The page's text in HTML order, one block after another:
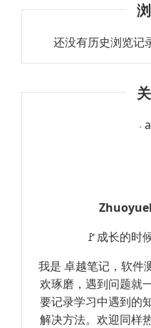
还没有历史浏览记
🚩成长的时
我是 卓越笔记，软件
欢琢磨，遇到问题就
要记录学习中遇到的
解决方法。欢迎同样